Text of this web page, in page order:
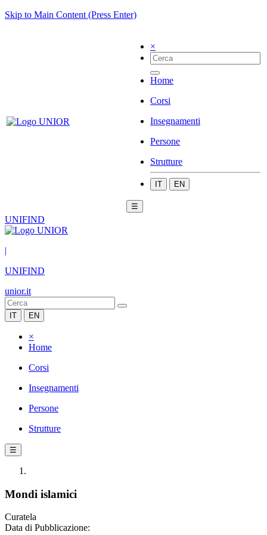
Skip to Main Content (Press Enter)
×
Home
Corsi
Insegnamenti
Persone
Strutture
IT EN
☰
UNIFIND
|
UNIFIND
unior.it
IT EN
×
Home
Corsi
Insegnamenti
Persone
Strutture
☰
Mondi islamici
Curatela
Data di Pubblicazione: